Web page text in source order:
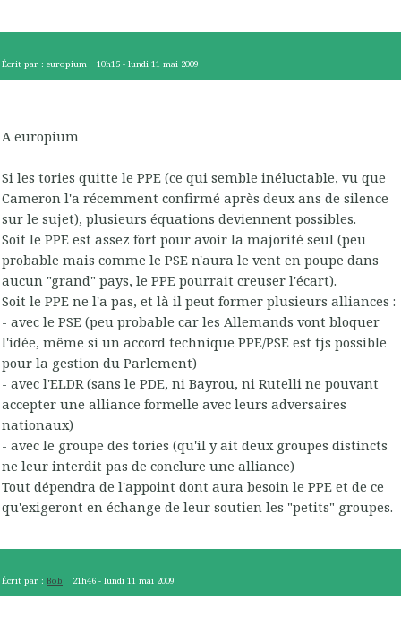
Écrit par : europium 10h15 -lundi 11 mai 2009
A europium
Si les tories quitte le PPE (ce qui semble inéluctable, vu que
Cameron l'a récemment confirmé après deux ans de silence
sur le sujet), plusieurs équations deviennent possibles.
Soit le PPE est assez fort pour avoir la majorité seul (peu
probable mais comme le PSE n'aura le vent en poupe dans
aucun "grand" pays, le PPE pourrait creuser l'écart).
Soit le PPE ne l'a pas, et là il peut former plusieurs alliances :
- avec le PSE (peu probable car les Allemands vont bloquer
l'idée, même si un accord technique PPE/PSE est tjs possible
pour la gestion du Parlement)
- avec l'ELDR (sans le PDE, ni Bayrou, ni Rutelli ne pouvant
accepter une alliance formelle avec leurs adversaires
nationaux)
- avec le groupe des tories (qu'il y ait deux groupes distincts
ne leur interdit pas de conclure une alliance)
Tout dépendra de l'appoint dont aura besoin le PPE et de ce
qu'exigeront en échange de leur soutien les "petits" groupes.
Écrit par : Bob 21h46 -lundi 11 mai 2009